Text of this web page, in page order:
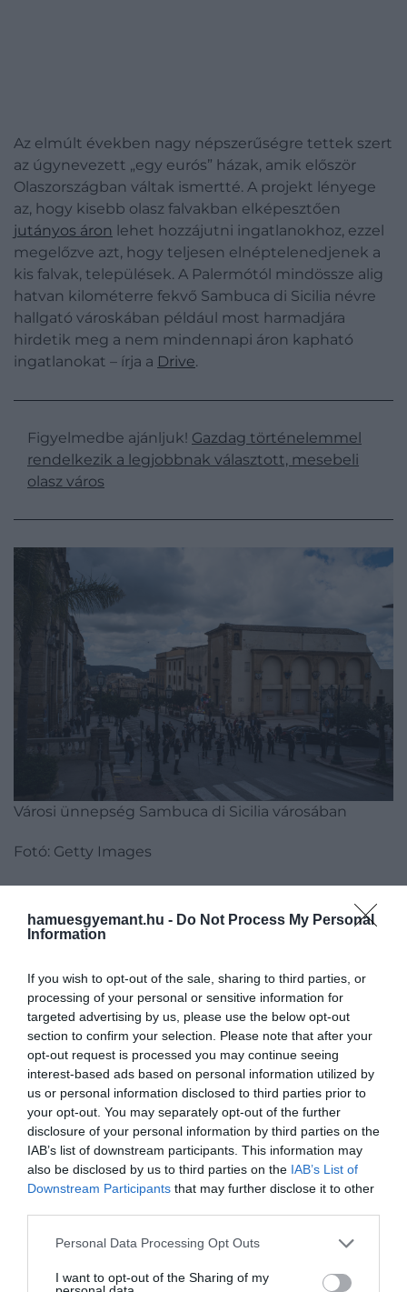
hamuesgyemant.hu - Do Not Process My Personal
Information
If you wish to opt-out of the sale, sharing to third parties, or
processing of your personal or sensitive information for
targeted advertising by us, please use the below opt-out
section to confirm your selection. Please note that after your
opt-out request is processed you may continue seeing
interest-based ads based on personal information utilized by
us or personal information disclosed to third parties prior to
your opt-out. You may separately opt-out of the further
disclosure of your personal information by third parties on the
IAB’s list of downstream participants. This information may
also be disclosed by us to third parties on the IAB’s List of
Downstream Participants that may further disclose it to other
Please note that this website/app uses one or more Google
not limited to your visit or usage behaviour. You may click to
Personal Data Processing Opt Outs
I want to opt-out of the Sharing of my
Az elmúlt években nagy népszerűségre tettek szert
az úgynevezett „egy eurós” házak, amik először
Olaszországban váltak ismertté. A projekt lényege
az, hogy kisebb olasz falvakban elképesztően
jutányos áron lehet hozzájutni ingatlanokhoz, ezzel
megelőzve azt, hogy teljesen elnéptelenedjenek a
kis falvak, települések. A Palermótól mindössze alig
hatvan kilométerre fekvő Sambuca di Sicilia névre
hallgató városkában például most harmadjára
hirdetik meg a nem mindennapi áron kapható
ingatlanokat – írja a Drive.
Figyelmedbe ajánljuk! Gazdag történelemmel
rendelkezik a legjobbnak választott, mesebeli
olasz város
Városi ünnepség Sambuca di Sicilia városában
Fotó: Getty Images
A portál emlékeztet, hogy a dél-olaszországi
városkában először 2019-ben, aztán pedig 2021-ben
nem véletlen, hiszen már az első alkalommal annyira
sikeresnek bizonyult a projekt, hogy közel 20 millió
eurós tőkét pumpált a város gazdaságába.
Ez is érdekelhet!Új éjszakai vonat köti össze
Olaszország északi és déli részét
Az értesülések szerint jelenleg összesen 10 lakást
hirdettek meg Sambuca di Sicilia-ban, ezek
mindegyike a város Szaracén – óvárosi –
három-három euró. Az ingatlanok azonban közel